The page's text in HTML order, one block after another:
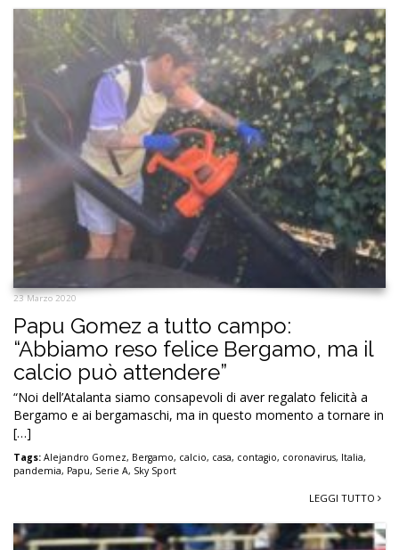
23 Marzo 2020
Papu Gomez a tutto campo:
“Abbiamo reso felice Bergamo, ma il
calcio può attendere”
“Noi dell’Atalanta siamo consapevoli di aver regalato felicità a
Bergamo e ai bergamaschi, ma in questo momento a tornare in
[…]
Tags: Alejandro Gomez, Bergamo, calcio, casa, contagio, coronavirus, Italia,
pandemia, Papu, Serie A, Sky Sport
LEGGI TUTTO